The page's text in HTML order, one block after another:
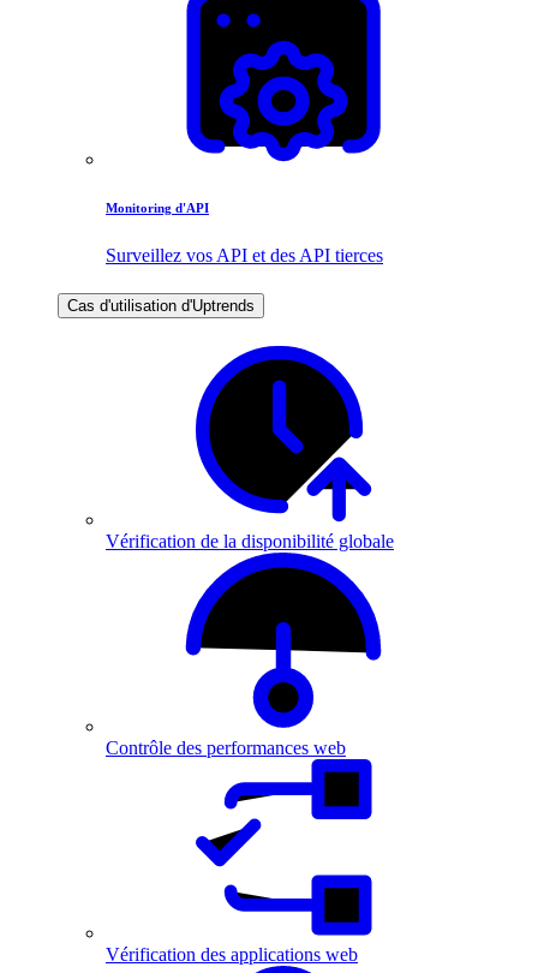
Monitoring d'API
Surveillez vos API et des API tierces
Cas d'utilisation d'Uptrends
Vérification de la disponibilité globale
Contrôle des performances web
Vérification des applications web